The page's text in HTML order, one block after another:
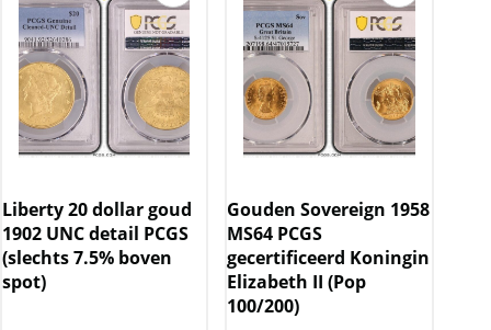
Liberty 20 dollar goud
1902 UNC detail PCGS
(slechts 7.5% boven
spot)
Gouden Sovereign 1958
MS64 PCGS
gecertificeerd Koningin
Elizabeth II (Pop
100/200)